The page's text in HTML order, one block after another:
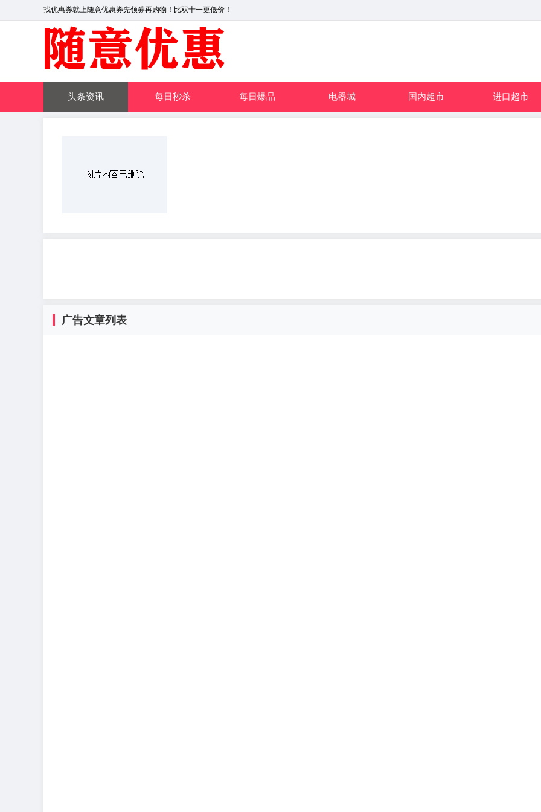
找优惠券就上随意优惠券先领券再购物！比双十一更低价！
头条资讯 每日秒杀 每日爆品 电器城 国内超市 进口超市
广告文章列表